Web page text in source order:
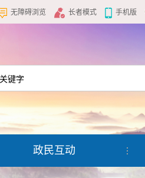
无障碍浏览 长者模式 手机版
政民互动